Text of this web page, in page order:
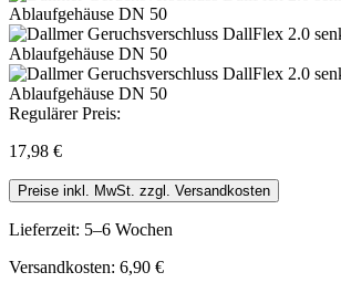
Regulärer Preis:
17,98 €
Preise inkl. MwSt. zzgl. Versandkosten
Lieferzeit: 5–6 Wochen
Versandkosten: 6,90 €